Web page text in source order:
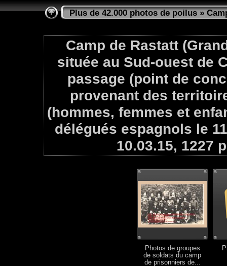
Plus de 42.000 photos de poilus»
Camp de Rastatt
située au Sud-ouest de
passage (point de
provenant des
(hommes, femmes et
délégués espagnols le
10.03.15, 1227
Photos de groupes
de soldats du camp
de prisonniers de...